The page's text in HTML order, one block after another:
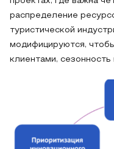
распределение
туристической
модифицируются,
клиентами, сезонность